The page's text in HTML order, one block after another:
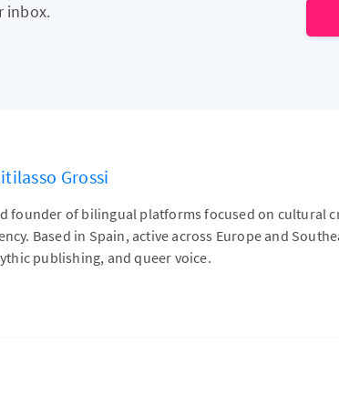
inbox.
Grossi
founder of bilingual platforms focused on cultural
Based in Spain, active across Europe and
publishing, and queer voice.